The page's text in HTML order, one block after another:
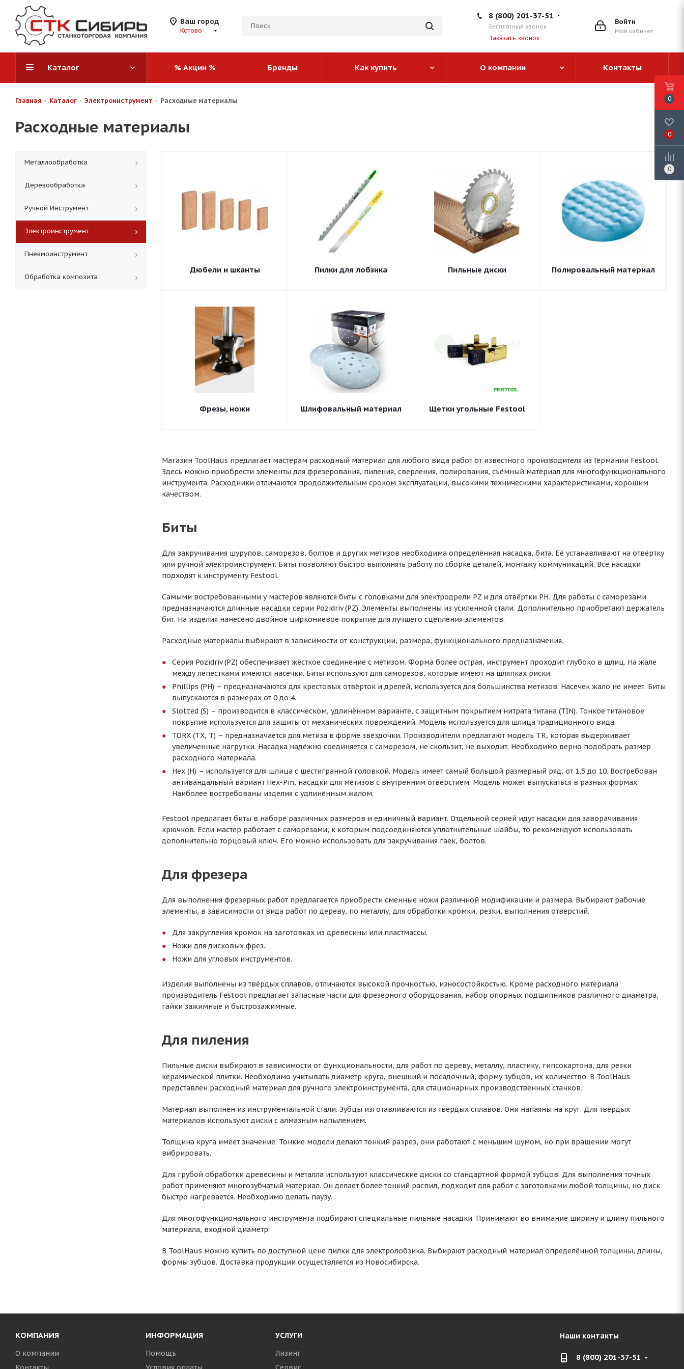
Ваш город
Кстово
Войти
Мой кабинет
8 (800) 201-37-51
Бесплатный звонок
Заказать звонок
Каталог % Акции % Бренды Как купить О компании Контакты
Главная - Каталог - Электроинструмент - Расходные материалы
Расходные материалы
Дюбели и шканты Пилки для лобзика Пильные диски Полировальный материал
Фрезы, ножи Шлифовальный материал Щетки угольные Festool
Магазин ToolHaus предлагает мастерам расходный материал для любого вида работ от известного производителя из Германии Festool.
Здесь можно приобрести элементы для фрезерования, пиления, сверления, полирования, съёмный материал для многофункционального
инструмента. Расходники отличаются продолжительным сроком эксплуатации, высокими техническими характеристиками, хорошим
качеством.
Биты
Для закручивания шурупов, саморезов, болтов и других метизов необходима определённая насадка, бита. Её устанавливают на отвёртку
или ручной электроинструмент. Биты позволяют быстро выполнять работу по сборке деталей, монтажу коммуникаций. Все насадки
подходят к инструменту Festool.
Самыми востребованными у мастеров являются биты с головками для электродрели PZ и для отвёртки PH. Для работы с саморезами
предназначаются длинные насадки серии Pozidriv (PZ). Элементы выполнены из усиленной стали. Дополнительно приобретают держатель
бит. На изделия нанесено двойное циркониевое покрытие для лучшего сцепления элементов.
Расходные материалы выбирают в зависимости от конструкции, размера, функционального предназначения.
Серия Pozidriv (PZ) обеспечивает жёсткое соединение с метизом. Форма более острая, инструмент проходит глубоко в шлиц. На жале
между лепестками имеются насечки. Биты используют для саморезов, которые имеют на шляпках риски.
Phillips (PН) – предназначаются для крестовых отвёрток и дрелей, используется для большинства метизов. Насечек жало не имеет. Биты
выпускаются в размерах от 0 до 4.
Slotted (S) – производится в классическом, удлинённом варианте, с защитным покрытием нитрата титана (TIN). Тонкое титановое
покрытие используется для защиты от механических повреждений. Модель используется для шлица традиционного вида.
TORX (ТХ, Т) – предназначается для метиза в форме звёздочки. Производители предлагают модель TR, которая выдерживает
увеличенные нагрузки. Насадка надёжно соединяется с саморезом, не скользит, не выходит. Необходимо верно подобрать размер
расходного материала.
Нех (Н) – используется для шлица с шестигранной головкой. Модель имеет самый большой размерный ряд, от 1,5 до 10. Востребован
антивандальный вариант Нех-Pin, насадки для метизов с внутренним отверстием. Модель может выпускаться в разных формах.
Наиболее востребованы изделия с удлинённым жалом.
Festool предлагает биты в наборе различных размеров и единичный вариант. Отдельной серией идут насадки для заворачивания
крючков. Если мастер работает с саморезами, к которым подсоединяются уплотнительные шайбы, то рекомендуют использовать
дополнительно торцовый ключ. Его можно использовать для закручивания гаек, болтов.
Для фрезера
Для выполнения фрезерных работ предлагается приобрести сменные ножи различной модификации и размера. Выбирают рабочие
элементы, в зависимости от вида работ по дереву, по металлу, для обработки кромки, резки, выполнения отверстий.
Для закругления кромок на заготовках из древесины или пластмассы.
Ножи для дисковых фрез.
Ножи для угловых инструментов.
Изделия выполнены из твёрдых сплавов, отличаются высокой прочностью, износостойкостью. Кроме расходного материала
производитель Festool предлагает запасные части для фрезерного оборудования, набор опорных подшипников различного диаметра,
гайки зажимные и быстрозажимные.
Для пиления
Пильные диски выбирают в зависимости от функциональности, для работ по дереву, металлу, пластику, гипсокартона, для резки
керамической плитки. Необходимо учитывать диаметр круга, внешний и посадочный, форму зубцов, их количество. В ToolHaus
представлен расходный материал для ручного электроинструмента, для стационарных производственных станков.
Материал выполнен из инструментальной стали. Зубцы изготавливаются из твёрдых сплавов. Они напаяны на круг. Для твёрдых
материалов используют диски с алмазным напылением.
Толщина круга имеет значение. Тонкие модели делают тонкий разрез, они работают с меньшим шумом, но при вращении могут
вибрировать.
Для грубой обработки древесины и металла используют классические диски со стандартной формой зубцов. Для выполнения точных
работ применяют многозубчатый материал. Он делает более тонкий распил, подходит для работ с заготовками любой толщины, но диск
быстро нагревается. Необходимо делать паузу.
Для многофункционального инструмента подбирают специальные пильные насадки. Принимают во внимание ширину и длину пильного
материала, входной диаметр.
В ToolHaus можно купить по доступной цене пилки для электролобзика. Выбирают расходный материал определённой толщины, длины,
формы зубцов. Доставка продукции осуществляется из Новосибирска.
Металлообработка
Деревообработка
Ручной Инструмент
Электроинструмент
Пневмоинструмент
Обработка композита
КОМПАНИЯ
О компании
ИНФОРМАЦИЯ
Помощь
УСЛУГИ
Лизинг
Наши контакты
8 (800) 201-37-51
0
0
0